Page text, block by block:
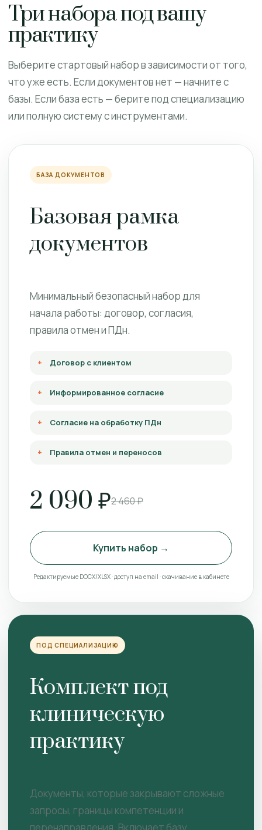
Три набора под вашу
практику
Выберите стартовый набор в зависимости от того,
что уже есть. Если документов нет — начните с
базы. Если база есть — берите под специализацию
или полную систему с инструментами.
БАЗА ДОКУМЕНТОВ
Базовая рамка
документов
Минимальный безопасный набор для
начала работы: договор, согласия,
правила отмен и ПДн.
Договор с клиентом
Информированное согласие
Согласие на обработку ПДн
Правила отмен и переносов
2 090 ₽2 460 ₽
Купить набор →
Редактируемые DOCX/XLSX · доступ на email · скачивание в кабинете
ПОД СПЕЦИАЛИЗАЦИЮ
Комплект под
клиническую
практику
Документы, которые закрывают сложные
запросы, границы компетенции и